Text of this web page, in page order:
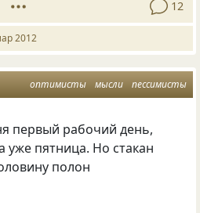
12
2012
оптимисты мысли пессимисты
первый рабочий день,
уже пятница. Но стакан
полон